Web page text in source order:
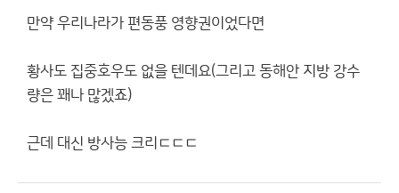
만약 우리나라가 편동풍 영향권이었다면
황사도 집중호우도 없을 텐데요(그리고 동해안 지방 강수
량은 꽤나 많겠죠)
근데 대신 방사능 크리ㄷㄷㄷ